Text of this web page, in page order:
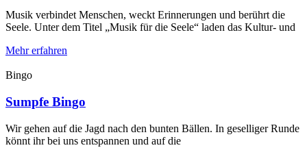
Musik verbindet Menschen, weckt Erinnerungen und berührt die
Seele. Unter dem Titel „Musik für die Seele“ laden das Kultur- und
Mehr erfahren
Bingo
Sumpfe Bingo
Wir gehen auf die Jagd nach den bunten Bällen. In geselliger Runde
könnt ihr bei uns entspannen und auf die